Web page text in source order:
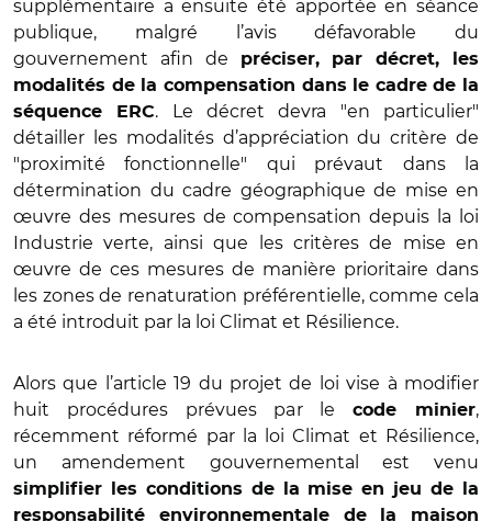
supplémentaire a ensuite été apportée en séance
publique, malgré l’avis défavorable du
gouvernement afin de
préciser, par décret, les
modalités de la compensation dans le cadre de la
séquence ERC. Le décret devra "en particulier"
détailler les modalités d’appréciation du critère de
"proximité fonctionnelle" qui prévaut dans la
détermination du cadre géographique de mise en
œuvre des mesures de compensation depuis la loi
Industrie verte, ainsi que les critères de mise en
œuvre de ces mesures de manière prioritaire dans
les zones de renaturation préférentielle, comme cela
a été introduit par la loi Climat et Résilience.
Alors que l’article 19 du projet de loi vise à modifier
huit procédures prévues par lecode minier,
récemment réformé par la loi Climat et Résilience,
un amendement gouvernemental est venu
simplifier les conditions de la mise en jeu de la
responsabilité environnementale de la maison